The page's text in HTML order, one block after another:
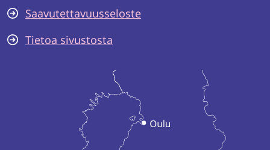
Saavutettavuusseloste
Tietoa sivustosta